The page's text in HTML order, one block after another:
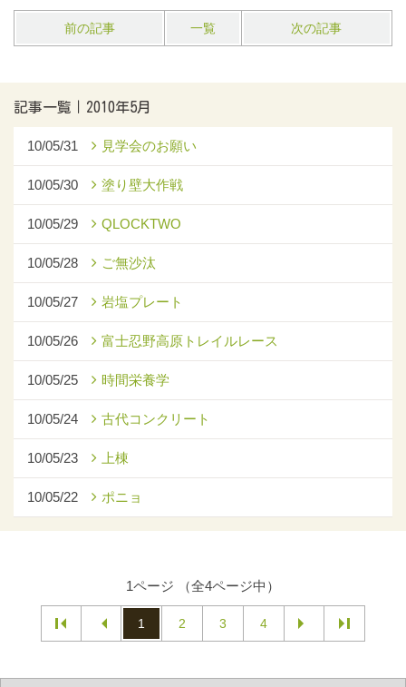
前の記事 一覧 次の記事
記事一覧｜2010年5月
10/05/31 見学会のお願い
10/05/30 塗り壁大作戦
10/05/29 QLOCKTWO
10/05/28 ご無沙汰
10/05/27 岩塩プレート
10/05/26 富士忍野高原トレイルレース
10/05/25 時間栄養学
10/05/24 古代コンクリート
10/05/23 上棟
10/05/22 ポニョ
1ページ （全4ページ中）
1 2 3 4